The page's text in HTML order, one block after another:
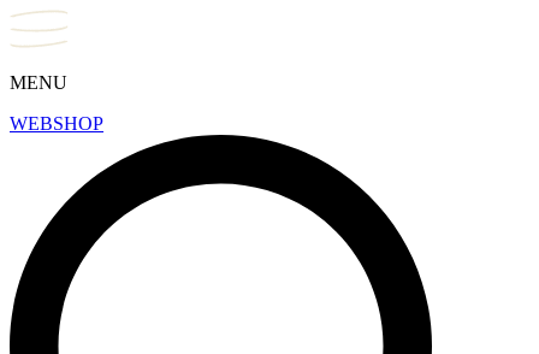
MENU
WEBSHOP